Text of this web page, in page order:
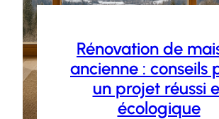
Rénovation de
ancienne : conseils
un projet réussi
écologique